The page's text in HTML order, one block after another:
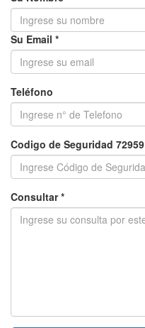
Su Email *
Teléfono
Codigo de Seguridad 72959
Consultar *